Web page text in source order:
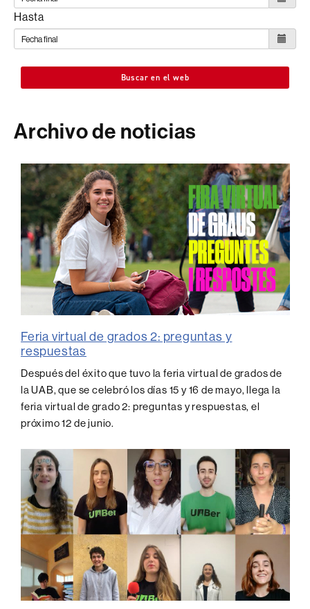
Hasta
Buscar en el web
Archivo de noticias
Feria virtual de grados 2: preguntas y
respuestas
Después del éxito que tuvo la feria virtual de grados de
la UAB, que se celebró los días 15 y 16 de mayo, llega la
feria virtual de grado 2: preguntas y respuestas, el
próximo 12 de junio.